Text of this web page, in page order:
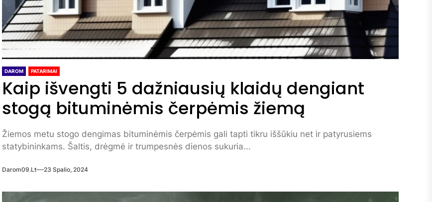
DAROM PATARIMAI
Kaip išvengti 5 dažniausių klaidų dengiant
stogą bituminėmis čerpėmis žiemą
Žiemos metu stogo dengimas bituminėmis čerpėmis gali tapti tikru iššūkiu net ir patyrusiems
statybininkams. Šaltis, drėgmė ir trumpesnės dienos sukuria...
Darom09.lt 23 Spalio, 2024